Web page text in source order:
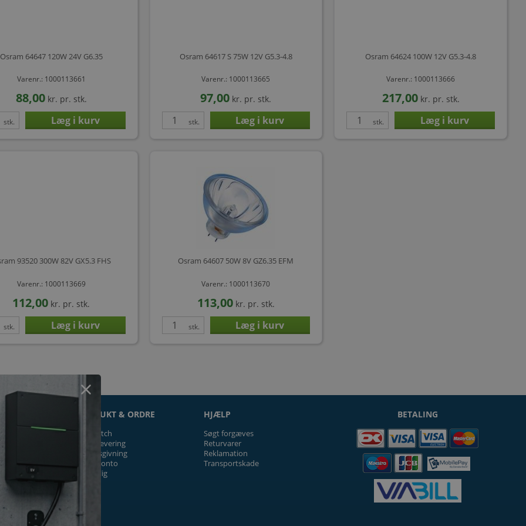
Osram 64647 120W 24V G6.35
Varenr.: 1000113661
88,00 kr. pr. stk.
stk.
Osram 64617 S 75W 12V G5.3-4.8
Varenr.: 1000113665
97,00 kr. pr. stk.
stk.
Osram 64624 100W 12V G5.3-4.8
Varenr.: 1000113666
217,00 kr. pr. stk.
stk.
93520 300W 82V GX5.3 FHS
Varenr.: 1000113669
112,00 kr. pr. stk.
stk.
Osram 64607 50W 8V GZ6.35 EFM
Varenr.: 1000113670
113,00 kr. pr. stk.
stk.
PRODUKT & ORDRE
Prismatch
Fragt/levering
Tilbudsgivning
Firmakonto
Offentlig
HJÆLP
Søgt forgæves
Returvarer
Reklamation
Transportskade
BETALING